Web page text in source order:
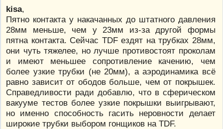
kisa,
Пятно контакта у накачанных до штатного давления
28мм меньше, чем у 23мм из-за другой формы
пятна контакта. Сейчас TDF ездят на трубках 28мм,
они чуть тяжелее, но лучше противостоят проколам
и имеют меньшее сопротивление качению, чем
более узкие трубки (не 20мм), а аэродинамика всё
равно зависит от ободов больше, чем от покрышек.
Справедливости ради добавлю, что в сферическом
вакууме тестов более узкие покрышки выигрывают,
но именно способность гасить неровности делает
широкие трубки выбором гонщиков на TDF.